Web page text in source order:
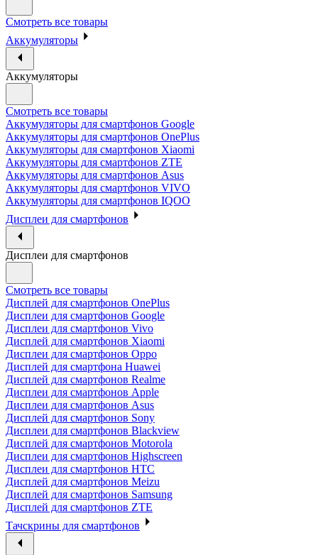
Смотреть все товары
Аккумуляторы
Аккумуляторы
Смотреть все товары
Аккумуляторы для смартфонов Google
Аккумуляторы для смартфонов OnePlus
Аккумуляторы для смартфонов Xiaomi
Аккумуляторы для смартфонов ZTE
Аккумуляторы для cмартфонов Asus
Аккумуляторы для смартфонов VIVO
Аккумуляторы для смартфонов IQOO
Дисплеи для смартфонов
Дисплеи для смартфонов
Смотреть все товары
Дисплей для смартфонов OnePlus
Дисплеи для смартфонов Google
Дисплеи для смартфонов Vivo
Дисплей для смартфонов Xiaomi
Дисплеи для смартфонов Oppo
Дисплей для смартфона Huawei
Дисплей для смартфонов Realme
Дисплеи для смартфонов Apple
Дисплеи для смартфонов Asus
Дисплей для смартфонов Sony
Дисплеи для смартфонов Blackview
Дисплей для смартфонов Motorola
Дисплеи для смартфонов Highscreen
Дисплеи для смартфонов HTC
Дисплей для смартфонов Meizu
Дисплей для смартфонов Samsung
Дисплей для смартфонов ZTE
Тачскрины для смартфонов